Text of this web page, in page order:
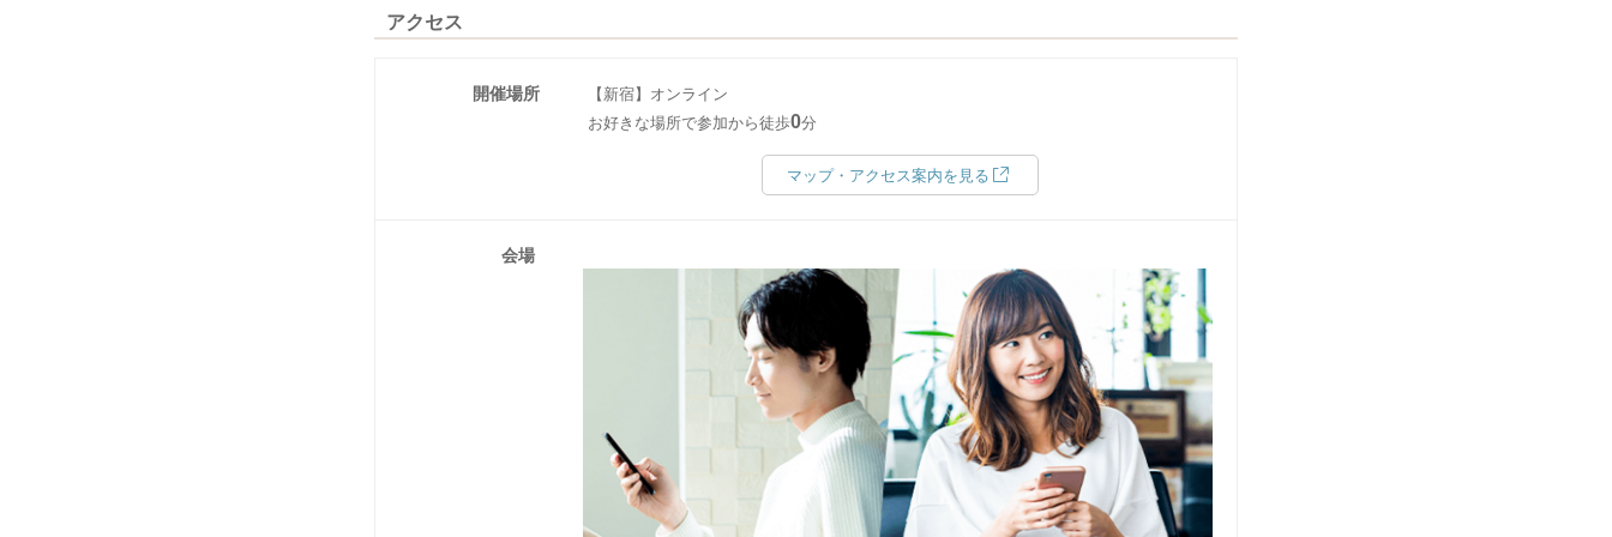
アクセス
開催場所
【新宿】オンライン
お好きな場所で参加から徒歩0分
マップ・アクセス案内を見る
会場